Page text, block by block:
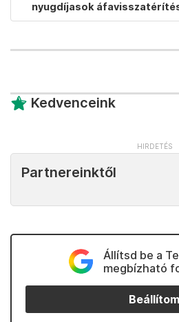
nyugdíjasok
Kedvenceink
Partnereinktől
Állítsd be a
megbízható
Beállítom